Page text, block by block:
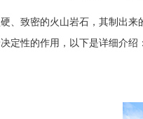
、致密的火山岩石，其制出
定性的作用，以下是详细介绍：